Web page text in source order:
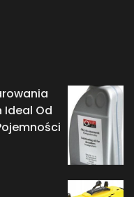
Ideal Od